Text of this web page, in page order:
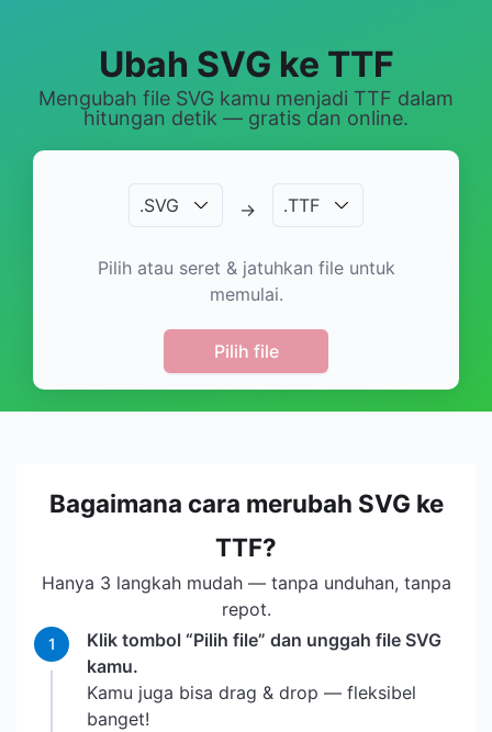
Ubah SVG ke TTF
Mengubah file SVG kamu menjadi TTF dalam
hitungan detik — gratis dan online.
.SVG → .TTF
Pilih atau seret & jatuhkan file untuk
memulai.
Pilih file
Bagaimana cara merubah SVG ke
TTF?
Hanya 3 langkah mudah — tanpa unduhan, tanpa
repot.
1
Klik tombol “Pilih file” dan unggah file SVG
kamu.
Kamu juga bisa drag & drop — fleksibel
banget!